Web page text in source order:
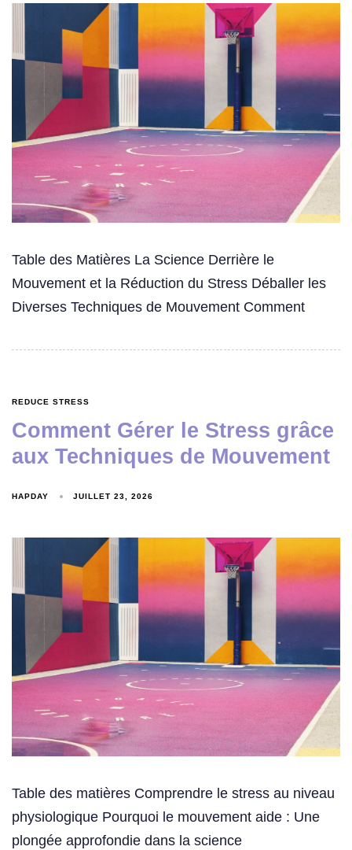
Table des Matières La Science Derrière le
Mouvement et la Réduction du Stress Déballer les
Diverses Techniques de Mouvement Comment
REDUCE STRESS
Comment Gérer le Stress grâce
aux Techniques de Mouvement
HAPDAY JUILLET 23, 2026
Table des matières Comprendre le stress au niveau
physiologique Pourquoi le mouvement aide : Une
plongée approfondie dans la science